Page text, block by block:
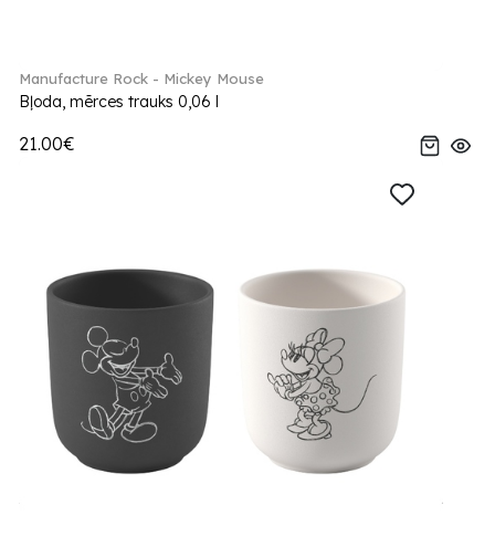
Manufacture Rock - Mickey Mouse
Bļoda, mērces trauks 0,06 l
21.00€